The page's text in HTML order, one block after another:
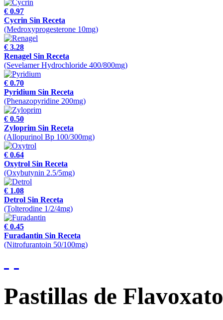
€ 0.97
Cycrin Sin Receta
(Medroxyprogesterone 10mg)
€ 3.28
Renagel Sin Receta
(Sevelamer Hydrochloride 400/800mg)
€ 0.70
Pyridium Sin Receta
(Phenazopyridine 200mg)
€ 0.50
Zyloprim Sin Receta
(Allopurinol Bp 100/300mg)
€ 0.64
Oxytrol Sin Receta
(Oxybutynin 2.5/5mg)
€ 1.08
Detrol Sin Receta
(Tolterodine 1/2/4mg)
€ 0.45
Furadantin Sin Receta
(Nitrofurantoin 50/100mg)
Pastillas de Flavoxato